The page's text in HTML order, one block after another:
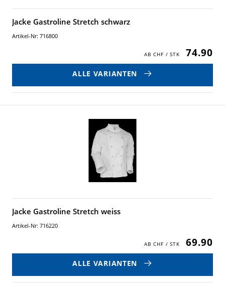
Jacke Gastroline Stretch schwarz
Artikel-Nr: 716800
74.90
ALLE VARIANTEN
Jacke Gastroline Stretch weiss
Artikel-Nr: 716220
69.90
ALLE VARIANTEN